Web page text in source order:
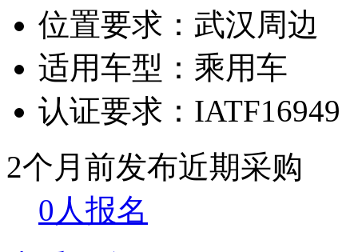
位置要求： 武汉周边
适用车型： 乘用车
认证要求： IATF16949
2个月前发布近期采购
0人报名